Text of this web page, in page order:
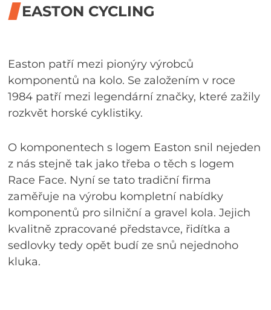
EASTON CYCLING
Easton patří mezi pionýry výrobců
komponentů na kolo. Se založením v roce
1984 patří mezi legendární značky, které zažily
rozkvět horské cyklistiky.
O komponentech s logem Easton snil nejeden
z nás stejně tak jako třeba o těch s logem
Race Face. Nyní se tato tradiční firma
zaměřuje na výrobu kompletní nabídky
komponentů pro silniční a gravel kola. Jejich
kvalitně zpracované představce, řidítka a
sedlovky tedy opět budí ze snů nejednoho
kluka.